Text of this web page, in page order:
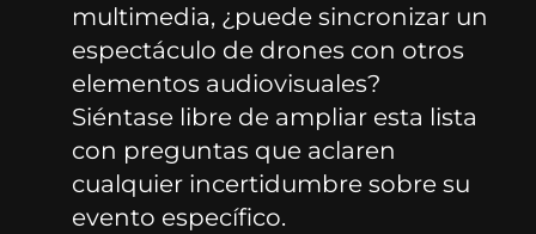
multimedia, ¿puede sincronizar un
espectáculo de drones con otros
elementos audiovisuales?
Siéntase libre de ampliar esta lista
con preguntas que aclaren
cualquier incertidumbre sobre su
evento específico.